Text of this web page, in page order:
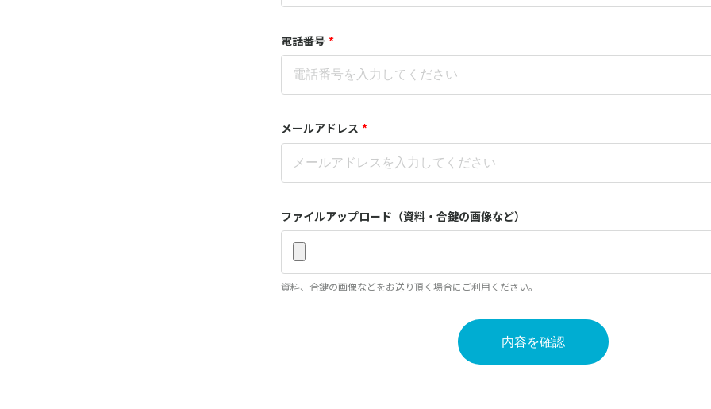
電話番号 *
メールアドレス *
ファイルアップロード（資料・合鍵の画像など）
資料、合鍵の画像などをお送り頂く場合にご利用ください。
内容を確認